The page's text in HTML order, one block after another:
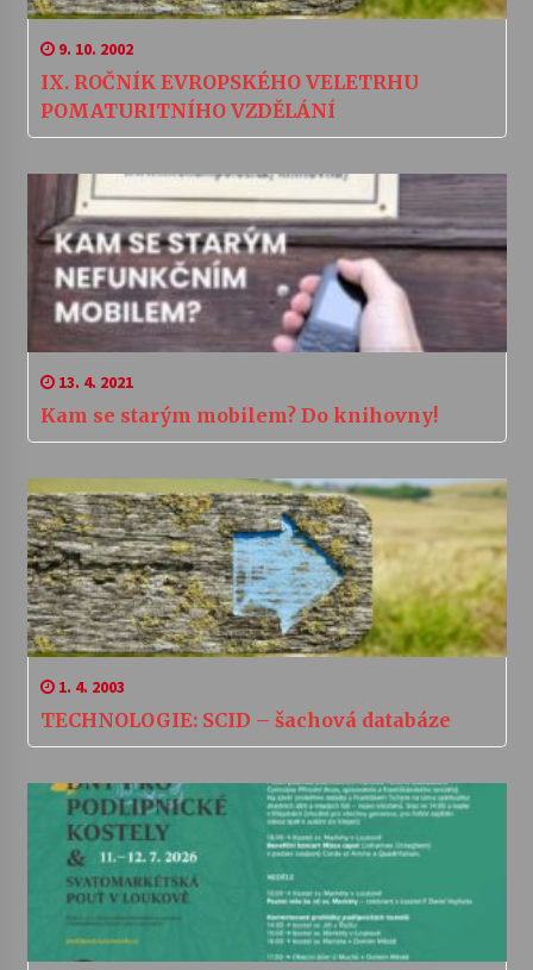
9. 10. 2002
IX. ROČNÍK EVROPSKÉHO VELETRHU
POMATURITNÍHO VZDĚLÁNÍ
13. 4. 2021
Kam se starým mobilem? Do knihovny!
1. 4. 2003
TECHNOLOGIE: SCID – šachová databáze